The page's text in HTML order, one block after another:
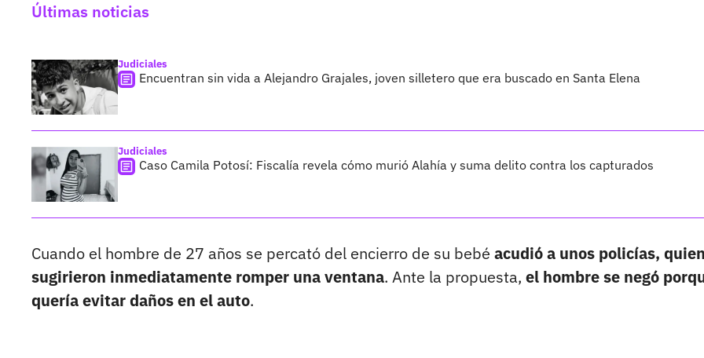
Últimas noticias
Judiciales
Encuentran sin vida a Alejandro Grajales, joven silletero que era buscado en Santa Elena
Judiciales
Caso Camila Potosí: Fiscalía revela cómo murió Alahía y suma delito contra los capturados
Cuando el hombre de 27 años se percató del encierro de su bebé acudió a unos policías,
sugirieron inmediatamente romper una ventana. Ante la propuesta, el hombre se negó
quería evitar daños en el auto.